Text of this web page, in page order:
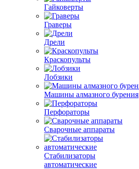
Гайковерты
Граверы
Дрели
Краскопульты
Лобзики
Машины алмазного бурения
Перфораторы
Сварочные аппараты
Стабилизаторы
автоматические